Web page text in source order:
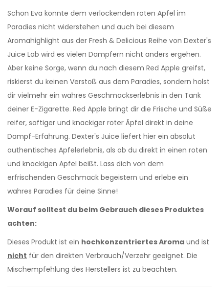
Schon Eva konnte dem verlockenden roten Apfel im
Paradies nicht widerstehen und auch bei diesem
Aromahighlight aus der Fresh & Delicious Reihe von Dexter's
Juice Lab wird es vielen Dampfern nicht anders ergehen.
Aber keine Sorge, wenn du nach diesem Red Apple greifst,
riskierst du keinen Verstoß aus dem Paradies, sondern holst
dir vielmehr ein wahres Geschmackserlebnis in den Tank
deiner E-Zigarette. Red Apple bringt dir die Frische und Süße
reifer, saftiger und knackiger roter Äpfel direkt in deine
Dampf-Erfahrung. Dexter's Juice liefert hier ein absolut
authentisches Apfelerlebnis, als ob du direkt in einen roten
und knackigen Apfel beißt. Lass dich von dem
erfrischenden Geschmack begeistern und erlebe ein
wahres Paradies für deine Sinne!
Worauf solltest du beim Gebrauch dieses Produktes
achten:
Dieses Produkt ist ein hochkonzentriertes Aroma und ist
nicht für den direkten Verbrauch/Verzehr geeignet. Die
Mischempfehlung des Herstellers ist zu beachten.